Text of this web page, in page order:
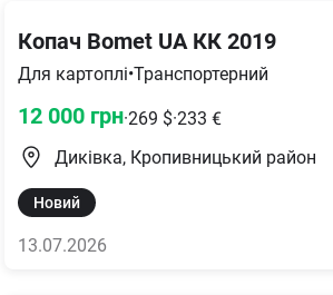
Копач Bomet UA КК 2019
Для картоплі•Транспортерний
12 000 грн·269 $·233 €
Диківка, Кропивницький район
Новий
13.07.2026